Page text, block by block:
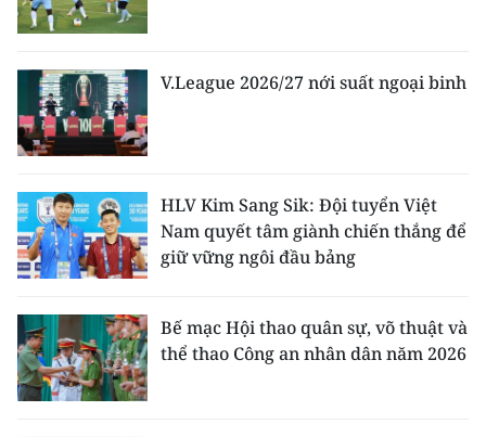
V.League 2026/27 nới suất ngoại binh
HLV Kim Sang Sik: Đội tuyển Việt
Nam quyết tâm giành chiến thắng để
giữ vững ngôi đầu bảng
Bế mạc Hội thao quân sự, võ thuật và
thể thao Công an nhân dân năm 2026